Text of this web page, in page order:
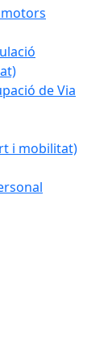
de Via
i mobilitat)